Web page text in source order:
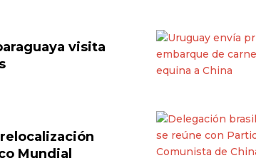
visita
Mundial